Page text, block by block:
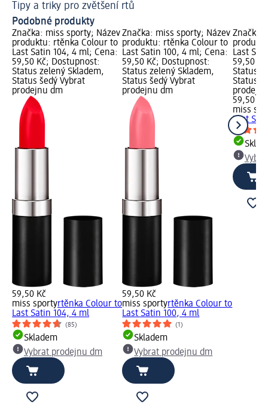
Tipy a triky pro zvětšení rtů
Podobné produkty
Značka: miss sporty; Název
produktu: rtěnka Colour to
Last Satin 104, 4 ml; Cena:
59,50 Kč; Dostupnost:
Status zelený Skladem,
Status šedý Vybrat
prodejnu dm
59,50 Kč
miss sportyrtěnka Colour to
Last Satin 104, 4 ml
(85)
Skladem
Vybrat prodejnu dm
Značka: miss sporty; Název
produktu: rtěnka Colour to
Last Satin 100, 4 ml; Cena:
59,50 Kč; Dostupnost:
Status zelený Skladem,
Status šedý Vybrat
prodejnu dm
59,50 Kč
miss sportyrtěnka Colour to
Last Satin 100, 4 ml
(1)
Skladem
Vybrat prodejnu dm
Značka:
Last
59,50
Status
Status
59,50 Kč
miss
Last